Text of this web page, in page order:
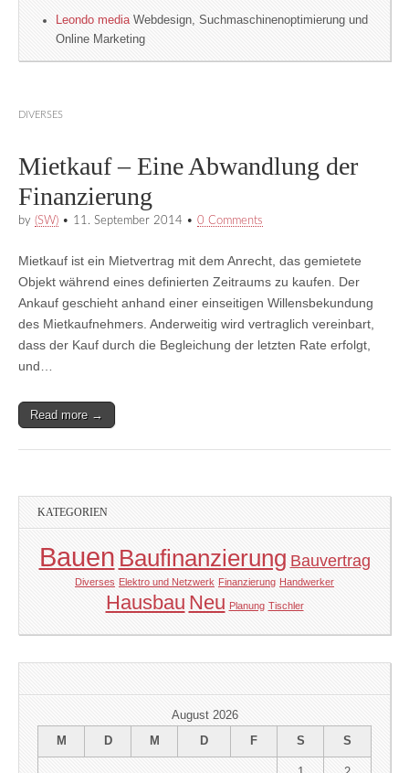
Leondo media Webdesign, Suchmaschinenoptimierung und
Online Marketing
DIVERSES
Mietkauf – Eine Abwandlung der
Finanzierung
by (SW) • 11. September 2014 • 0 Comments
Mietkauf ist ein Mietvertrag mit dem Anrecht, das gemietete
Objekt während eines definierten Zeitraums zu kaufen. Der
Ankauf geschieht anhand einer einseitigen Willensbekundung
des Mietkaufnehmers. Anderweitig wird vertraglich vereinbart,
dass der Kauf durch die Begleichung der letzten Rate erfolgt,
und…
Read more →
KATEGORIEN
Bauen Baufinanzierung Bauvertrag
Diverses Elektro und Netzwerk Finanzierung Handwerker
Hausbau Neu Planung Tischler
August 2026
M
D M D F S S